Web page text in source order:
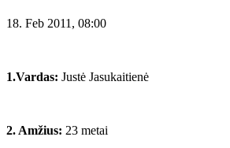
18. Feb 2011, 08:00
1.Vardas: Justė Jasukaitienė
2. Amžius: 23 metai